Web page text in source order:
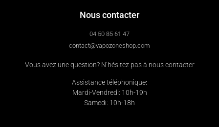
Nous contacter
04 50 85 61 47
contact@vapozoneshop.com
Vous avez une question? N’hésitez pas à nous contacter
Assistance téléphonique:
Mardi-Vendredi: 10h-19h
Samedi: 10h-18h